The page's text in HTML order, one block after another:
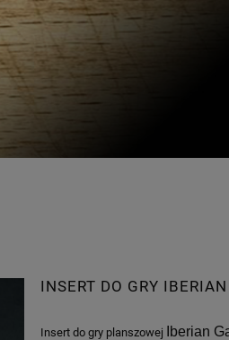
INSERT DO GRY
Insert do gry planszowej Iberian